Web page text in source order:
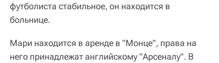
футболиста стабильное, он находится в
больнице.
Мари находится в аренде в "Монце", права на
него принадлежат английскому "Арсеналу". В